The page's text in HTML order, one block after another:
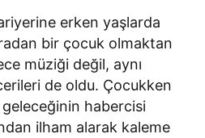
erken yaşlarda
bir çocuk olmaktan
müziği değil, aynı
de oldu. Çocukken
geleceğinin habercisi
ilham alarak kaleme